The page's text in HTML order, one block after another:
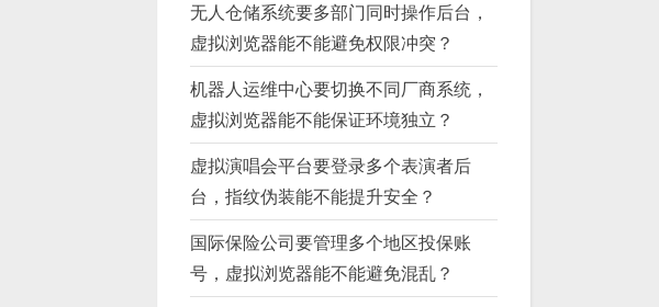
无人仓储系统要多部门同时操作后台，
虚拟浏览器能不能避免权限冲突？
机器人运维中心要切换不同厂商系统，
虚拟浏览器能不能保证环境独立？
虚拟演唱会平台要登录多个表演者后
台，指纹伪装能不能提升安全？
国际保险公司要管理多个地区投保账
号，虚拟浏览器能不能避免混乱？